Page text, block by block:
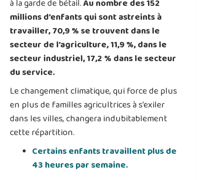
à la garde de bétail.Au nombre des 152
millions d’enfants qui sont astreints à
travailler, 70,9 % se trouvent dans le
secteur de l’agriculture, 11,9 %, dans le
secteur industriel, 17,2 % dans le secteur
du service.
Le changement climatique, qui force de plus
en plus de familles agricultrices à s’exiler
dans les villes, changera indubitablement
cette répartition.
Certains enfants travaillent plus de
43 heures par semaine.